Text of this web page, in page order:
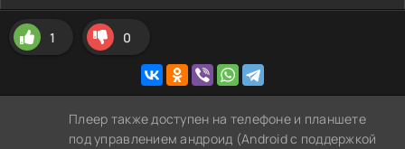
1 0
Плеер также доступен на телефоне и планшете
под управлением андроид (Android с поддержкой